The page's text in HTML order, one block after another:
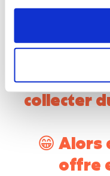
Cette
Vous
collecter
😁 Alors
offre